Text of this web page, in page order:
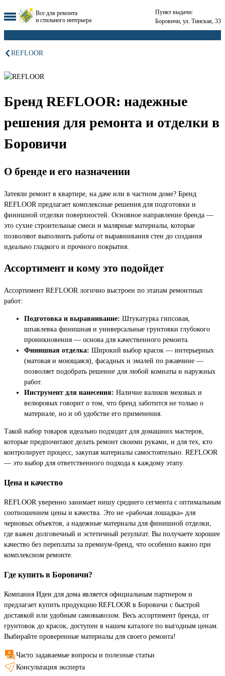
Все для ремонта
и стильного интерьера
Пункт выдачи:
Боровичи, ул. Тинская, 33
REFLOOR
Бренд REFLOOR: надежные
решения для ремонта и отделки в
Боровичи
О бренде и его назначении
Затеяли ремонт в квартире, на даче или в частном доме? Бренд
REFLOOR предлагает комплексные решения для подготовки и
финишной отделки поверхностей. Основное направление бренда —
это сухие строительные смеси и малярные материалы, которые
позволяют выполнить работы от выравнивания стен до создания
идеально гладкого и прочного покрытия.
Ассортимент и кому это подойдет
Ассортимент REFLOOR логично выстроен по этапам ремонтных
работ:
Подготовка и выравнивание: Штукатурка гипсовая,
шпаклевка финишная и универсальные грунтовки глубокого
проникновения — основа для качественного ремонта.
Финишная отделка: Широкий выбор красок — интерьерных
(матовая и моющаяся), фасадных и эмалей по ржавчине —
позволяет подобрать решение для любой комнаты и наружных
работ.
Инструмент для нанесения: Наличие валиков меховых и
велюровых говорит о том, что бренд заботится не только о
материале, но и об удобстве его применения.
Такой набор товаров идеально подходит для домашних мастеров,
которые предпочитают делать ремонт своими руками, и для тех, кто
контролирует процесс, закупая материалы самостоятельно. REFLOOR
— это выбор для ответственного подхода к каждому этапу.
Цена и качество
REFLOOR уверенно занимает нишу среднего сегмента с оптимальным
соотношением цены и качества. Это не «рабочая лошадка» для
черновых объектов, а надежные материалы для финишной отделки,
где важен долговечный и эстетичный результат. Вы получаете хорошее
качество без переплаты за премиум-бренд, что особенно важно при
комплексном ремонте.
Где купить в Боровичи?
Компания Идеи для дома является официальным партнером и
предлагает купить продукцию REFLOOR в Боровичи с быстрой
доставкой или удобным самовывозом. Весь ассортимент бренда, от
грунтовок до красок, доступен в нашем каталоге по выгодным ценам.
Выбирайте проверенные материалы для своего ремонта!
Часто задаваемые вопросы и полезные статьи
Консультация эксперта